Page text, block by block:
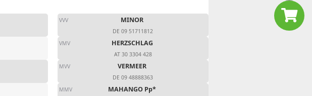
VVV MINOR
DE 09 51711812
VMV
HERZSCHLAG
AT 30 3304 428
MVV VERMEER
DE 09 48888363
MMV
MAHANGO Pp*